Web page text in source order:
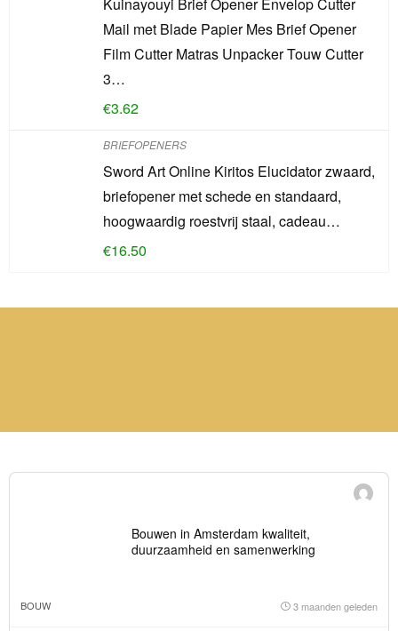
Mail met Blade Papier Mes Brief Opener
Film Cutter Matras Unpacker Touw Cutter
3…
€3.62
BRIEFOPENERS
Sword Art Online Kiritos Elucidator zwaard,
briefopener met schede en standaard,
hoogwaardig roestvrij staal, cadeau…
€16.50
Bouwen in Amsterdam kwaliteit,
duurzaamheid en samenwerking
BOUW 3 maanden geleden